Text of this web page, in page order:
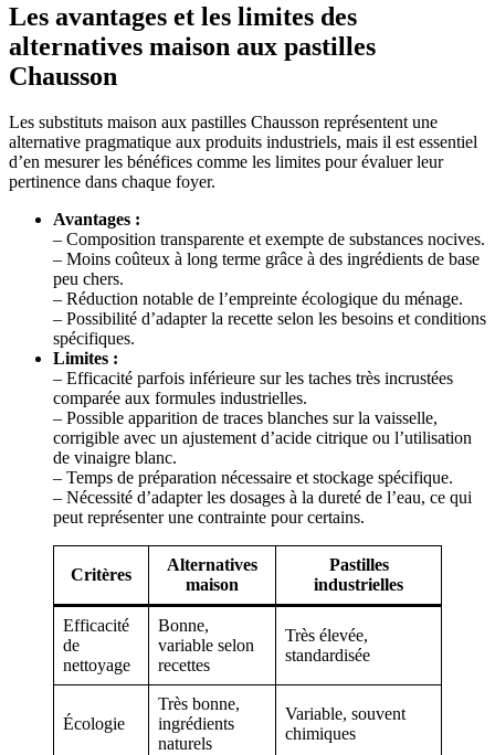
Les avantages et les limites des
alternatives maison aux pastilles
Chausson
Les substituts maison aux pastilles Chausson représentent une
alternative pragmatique aux produits industriels, mais il est essentiel
d’en mesurer les bénéfices comme les limites pour évaluer leur
pertinence dans chaque foyer.
Avantages :
– Composition transparente et exempte de substances nocives.
– Moins coûteux à long terme grâce à des ingrédients de base
peu chers.
– Réduction notable de l’empreinte écologique du ménage.
– Possibilité d’adapter la recette selon les besoins et conditions
spécifiques.
Limites :
– Efficacité parfois inférieure sur les taches très incrustées
comparée aux formules industrielles.
– Possible apparition de traces blanches sur la vaisselle,
corrigible avec un ajustement d’acide citrique ou l’utilisation
de vinaigre blanc.
– Temps de préparation nécessaire et stockage spécifique.
– Nécessité d’adapter les dosages à la dureté de l’eau, ce qui
peut représenter une contrainte pour certains.
Critères
Alternatives
maison
Pastilles
industrielles
Efficacité
de
nettoyage
Bonne,
variable selon
recettes
Très élevée,
standardisée
Écologie
Très bonne,
ingrédients
naturels
Variable, souvent
chimiques